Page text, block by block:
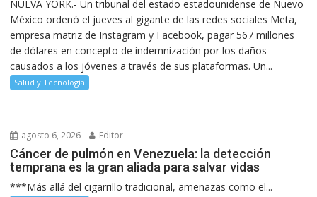
NUEVA YORK.- Un tribunal del estado estadounidense de Nuevo
México ordenó el jueves al gigante de las redes sociales Meta,
empresa matriz de Instagram y Facebook, pagar 567 millones
de dólares en concepto de indemnización por los daños
causados a los jóvenes a través de sus plataformas. Un...
Salud y Tecnología
agosto 6, 2026 Editor
Cáncer de pulmón en Venezuela: la detección
temprana es la gran aliada para salvar vidas
***Más allá del cigarrillo tradicional, amenazas como el...